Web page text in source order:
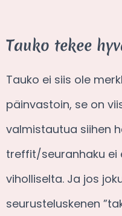
Tauko tekee
Tauko ei siis ole
päinvastoin, se on
valmistautua siihen
treffit/seuranhaku ei
viholliselta. Ja jos
seurusteluskenen